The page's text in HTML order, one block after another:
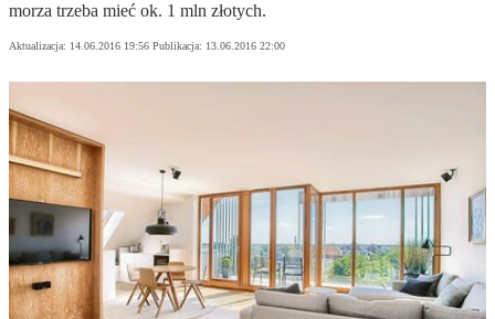
morza trzeba mieć ok. 1 mln złotych.
Aktualizacja: 14.06.2016 19:56 Publikacja: 13.06.2016 22:00